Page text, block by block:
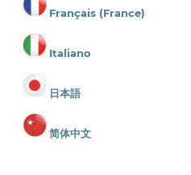
Français (France)
Italiano
日本語
简体中文